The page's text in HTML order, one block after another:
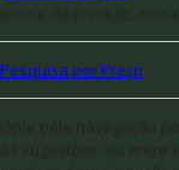
Pesquisa por Preço